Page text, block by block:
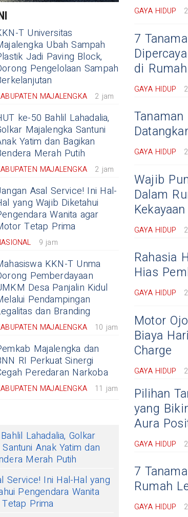
T Universitas
Ubah Sampah
Jadi Paving Block,
Pengelolaan Sampah
MAJALENGKA 2 jam
ke-50 Bahlil Lahadalia,
Majalengka Santuni
Yatim dan Bagikan
Merah Putih
MAJALENGKA 2 jam
Asal Service! Ini Hal-
yang Wajib Diketahui
Wanita agar
Tetap Prima
9 jam
KKN-T Unma
Pemberdayaan
Desa Panjalin Kidul
Pendampingan
dan Branding
MAJALENGKA 10 jam
Majalengka dan
RI Perkuat Sinergi
Peredaran Narkoba
MAJALENGKA 11 jam
Lahadalia, Golkar
Anak Yatim dan
Merah Putih
Service! Ini Hal-Hal yang
Pengendara Wanita
Prima
GAYA HIDUP
7
di Rumah
GAYA HIDUP
GAYA HIDUP
Wajib
Dalam
Kekayaan
GAYA HIDUP
Rahasia
Hias
GAYA HIDUP
Motor
Biaya
Charge
GAYA HIDUP
Pilihan
yang
Aura
GAYA HIDUP
7
Rumah
GAYA HIDUP